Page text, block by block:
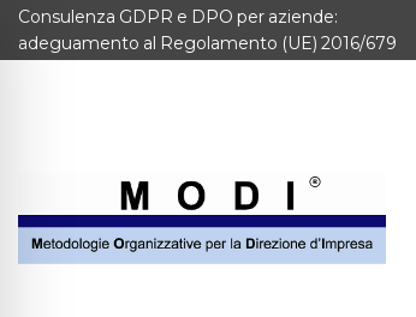
MODINETWORK
Chi Siamo
Corsi
Consulenza GDPR e DPO per aziende:
adeguamento al Regolamento (UE) 2016/679